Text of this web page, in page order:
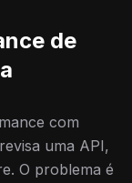
de
com
uma API,
O problema é